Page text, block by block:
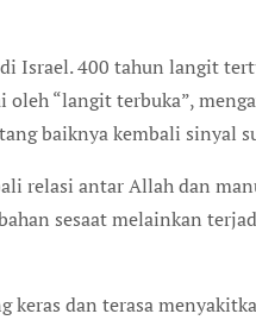
Israel. 400 tahun langit
oleh “langit terbuka”,
baiknya kembali sinyal
relasi antar Allah dan
sesaat melainkan
keras dan terasa